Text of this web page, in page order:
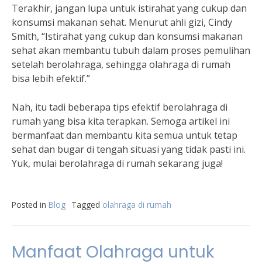
Terakhir, jangan lupa untuk istirahat yang cukup dan
konsumsi makanan sehat. Menurut ahli gizi, Cindy
Smith, “Istirahat yang cukup dan konsumsi makanan
sehat akan membantu tubuh dalam proses pemulihan
setelah berolahraga, sehingga olahraga di rumah
bisa lebih efektif.”
Nah, itu tadi beberapa tips efektif berolahraga di
rumah yang bisa kita terapkan. Semoga artikel ini
bermanfaat dan membantu kita semua untuk tetap
sehat dan bugar di tengah situasi yang tidak pasti ini.
Yuk, mulai berolahraga di rumah sekarang juga!
Posted in Blog Tagged olahraga di rumah
Manfaat Olahraga untuk